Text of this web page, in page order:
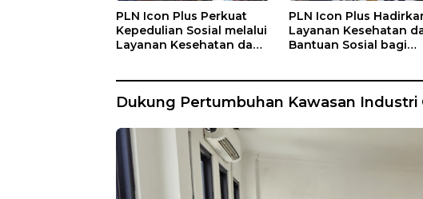
PLN Icon Plus Perkuat
Kepedulian Sosial melalui
Layanan Kesehatan dan
PLN Icon Plus
Layanan Kesehatan
Bantuan Sosial bagi
Dukung Pertumbuhan Kawasan Industri